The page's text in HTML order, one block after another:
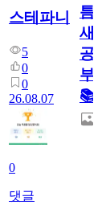
스테파니
5
0
0
26.08.07
0
댓글
틈
새
공
부!
📚